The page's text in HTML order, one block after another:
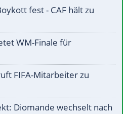
fest - CAF hält zu
WM-Finale für
FIFA-Mitarbeiter zu
Diomande wechselt nach